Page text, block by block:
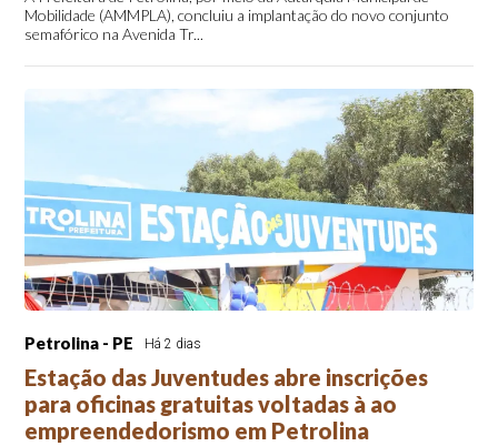
Mobilidade (AMMPLA), concluiu a implantação do novo conjunto
semafórico na Avenida Tr...
Petrolina - PE Há 2 dias
Estação das Juventudes abre inscrições
para oficinas gratuitas voltadas à ao
empreendedorismo em Petrolina